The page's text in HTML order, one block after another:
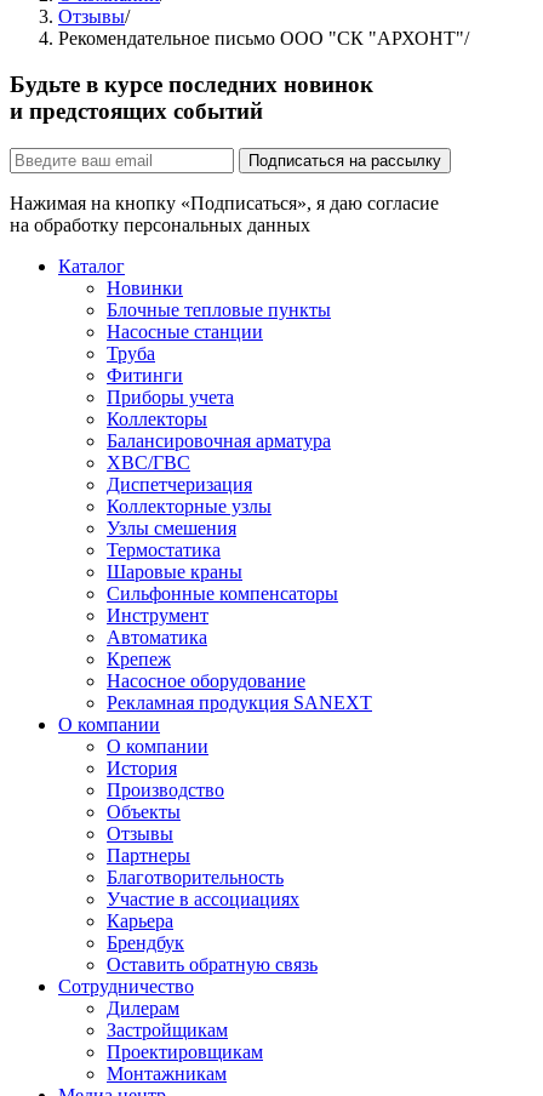
Отзывы/
Рекомендательное письмо ООО "СК "АРХОНТ"/
Будьте в курсе последних новинок
и предстоящих событий
Подписаться на рассылку
Нажимая на кнопку «Подписаться», я даю согласие
на обработку персональных данных
Каталог
Новинки
Блочные тепловые пункты
Насосные станции
Труба
Фитинги
Приборы учета
Коллекторы
Балансировочная арматура
ХВС/ГВС
Диспетчеризация
Коллекторные узлы
Узлы смешения
Термостатика
Шаровые краны
Сильфонные компенсаторы
Инструмент
Автоматика
Крепеж
Насосное оборудование
Рекламная продукция SANEXT
О компании
О компании
История
Производство
Объекты
Отзывы
Партнеры
Благотворительность
Участие в ассоциациях
Карьера
Брендбук
Оставить обратную связь
Сотрудничество
Дилерам
Застройщикам
Проектировщикам
Монтажникам